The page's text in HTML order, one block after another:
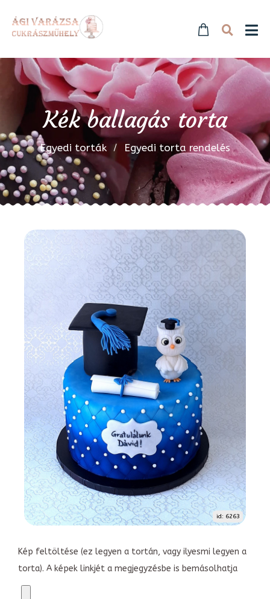
Kék ballagás torta
Egyedi torták Egyedi torta rendelés
id: 6263
Kép feltöltése (ez legyen a tortán, vagy ilyesmi legyen a
torta). A képek linkjét a megjegyzésbe is bemásolhatja